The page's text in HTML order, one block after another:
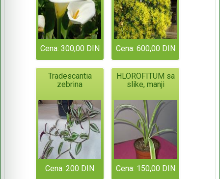
Cena: 300,00 DIN Cena: 600,00 DIN
Tradescantia
zebrina
Cena: 200 DIN
HLOROFITUM sa
slike, manji
Cena: 150,00 DIN